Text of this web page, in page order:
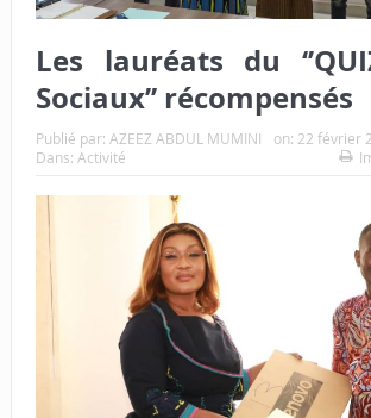
Les lauréats du
Sociaux’’ récompensés
Publié par: AZEEZ ABDUL MUMINI on: 22 février
Dans: Activité